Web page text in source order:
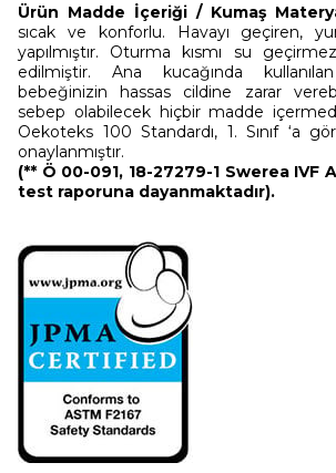
Ürün Madde İçeriği / Kumaş
sıcak ve konforlu. Havayı geçiren,
yapılmıştır. Oturma kısmı su
edilmiştir.
Ana kucağında
bebeğinizin hassas cildine zarar
sebep olabilecek hiçbir madde
Oekoteks 100 Standardı, 1. Sınıf ‘a
onaylanmıştır.
(** Ö 00-091, 18-27279-1 Swerea IVF
test raporuna dayanmaktadır).